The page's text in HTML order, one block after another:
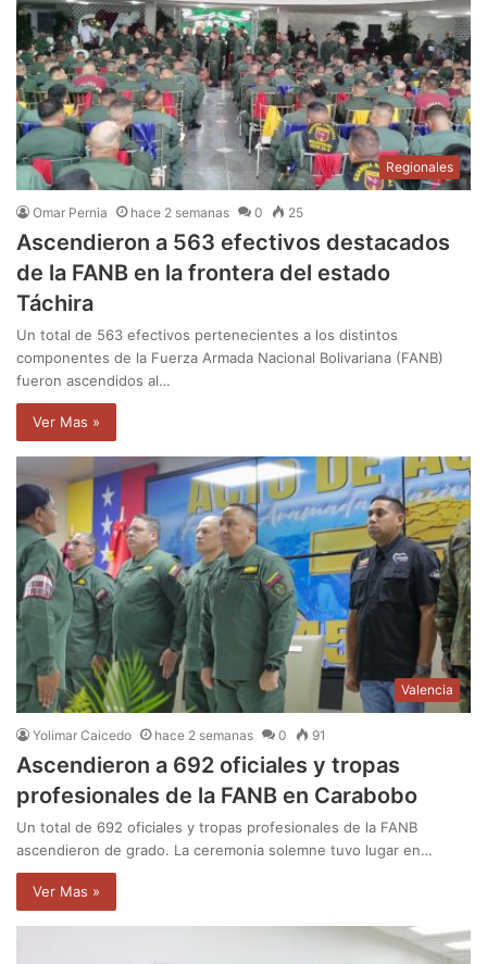
Regionales
Omar Pernia hace 2 semanas 0 25
Ascendieron a 563 efectivos destacados
de la FANB en la frontera del estado
Táchira
Un total de 563 efectivos pertenecientes a los distintos
componentes de la Fuerza Armada Nacional Bolivariana (FANB)
fueron ascendidos al…
Ver Mas »
Valencia
Yolimar Caicedo hace 2 semanas 0 91
Ascendieron a 692 oficiales y tropas
profesionales de la FANB en Carabobo
Un total de 692 oficiales y tropas profesionales de la FANB
ascendieron de grado. La ceremonia solemne tuvo lugar en…
Ver Mas »